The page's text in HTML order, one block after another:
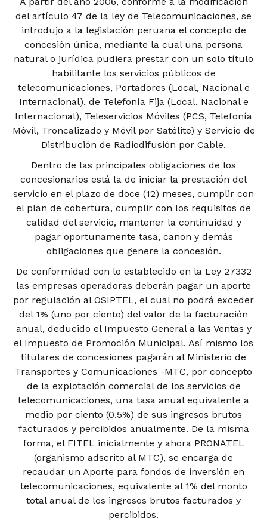
del artículo 47 de la ley de Telecomunicaciones, se
introdujo a la legislación peruana el concepto de
concesión única, mediante la cual una persona
natural o jurídica pudiera prestar con un solo título
habilitante los servicios públicos de
telecomunicaciones, Portadores (Local, Nacional e
Internacional), de Telefonía Fija (Local, Nacional e
Internacional), Teleservicios Móviles (PCS, Telefonía
Móvil, Troncalizado y Móvil por Satélite) y Servicio de
Distribución de Radiodifusión por Cable.
Dentro de las principales obligaciones de los
concesionarios está la de iniciar la prestación del
servicio en el plazo de doce (12) meses, cumplir con
el plan de cobertura, cumplir con los requisitos de
calidad del servicio, mantener la continuidad y
pagar oportunamente tasa, canon y demás
obligaciones que genere la concesión.
De conformidad con lo establecido en la Ley 27332
las empresas operadoras deberán pagar un aporte
por regulación al OSIPTEL, el cual no podrá exceder
del 1% (uno por ciento) del valor de la facturación
anual, deducido el Impuesto General a las Ventas y
el Impuesto de Promoción Municipal. Así mismo los
titulares de concesiones pagarán al Ministerio de
Transportes y Comunicaciones -MTC, por concepto
de la explotación comercial de los servicios de
telecomunicaciones, una tasa anual equivalente a
medio por ciento (0.5%) de sus ingresos brutos
facturados y percibidos anualmente. De la misma
forma, el FITEL inicialmente y ahora PRONATEL
(organismo adscrito al MTC), se encarga de
recaudar un Aporte para fondos de inversión en
telecomunicaciones, equivalente al 1% del monto
total anual de los ingresos brutos facturados y
percibidos.